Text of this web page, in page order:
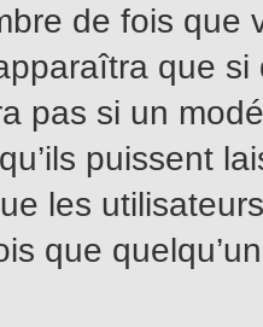
de fois que
que
pas si un
puissent
les
que